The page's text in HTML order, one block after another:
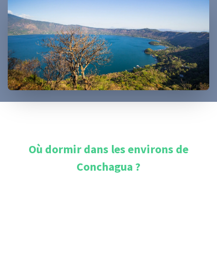
Où dormir dans les environs de
Conchagua ?